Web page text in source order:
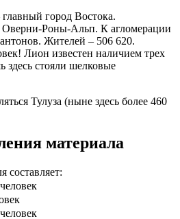
город Востока.
Оверни-Роны-Альп. К агломерации
Жителей – 506 620.
Лион известен наличием трех
стояли шелковые
Тулуза (ныне здесь более 460
материала
составляет: